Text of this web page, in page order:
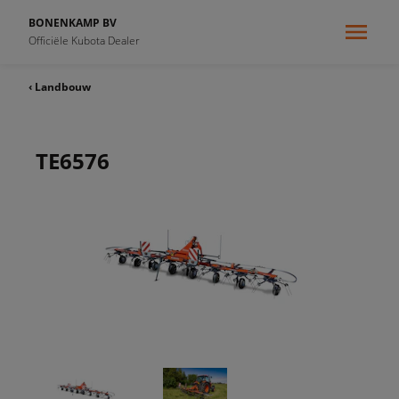
BONENKAMP BV
Officiële Kubota Dealer
‹ Landbouw
TE6576